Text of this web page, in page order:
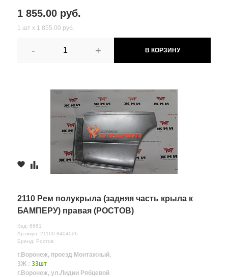
1 855.00 руб.
1 шт х 1 855.00 руб.
- + В КОРЗИНУ
2110 Рем полукрыла (задняя часть крыла к
БАМПЕРУ) правая (РОСТОВ)
Код: 6661
Артикул: 21100 8404026
Бренд: Ростов
г.Воронеж, проезд Монтажный,
3Ж : 33шт
г.Воронеж, ул.Лидии Рябцевой